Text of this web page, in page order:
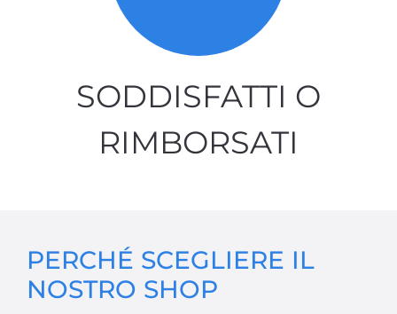
SODDISFATTI O
RIMBORSATI
PERCHÉ SCEGLIERE IL
NOSTRO SHOP